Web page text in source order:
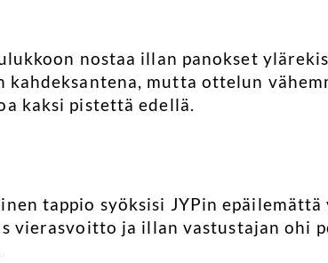
nostaa illan panokset
kahdeksantena, mutta ottelun
kaksi pistettä edellä.
tappio syöksisi JYPin
vierasvoitto ja illan vastustajan ohi